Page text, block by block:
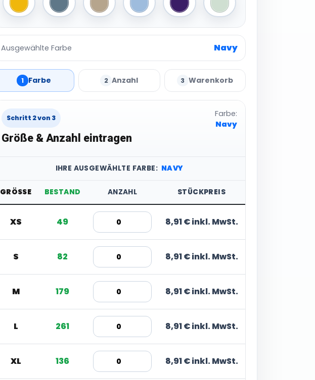
Pop Yellow Nordic Blue Mastic Lotus Blue Radiant PurpleBlush Mint
Ausgewählte Farbe Navy
1 Farbe 2 Anzahl 3 Warenkorb
Schritt 2 von 3
Größe & Anzahl eintragen
Farbe:
Navy
IHRE AUSGEWÄHLTE FARBE: NAVY
GRÖSSE BESTAND ANZAHL STÜCKPREIS
XS 49 8,91 € inkl. MwSt.
S 82 8,91 € inkl. MwSt.
M 179 8,91 € inkl. MwSt.
L 261 8,91 € inkl. MwSt.
XL 136 8,91 € inkl. MwSt.